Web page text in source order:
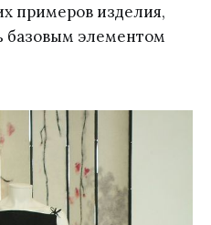
примеров изделия,
базовым элементом